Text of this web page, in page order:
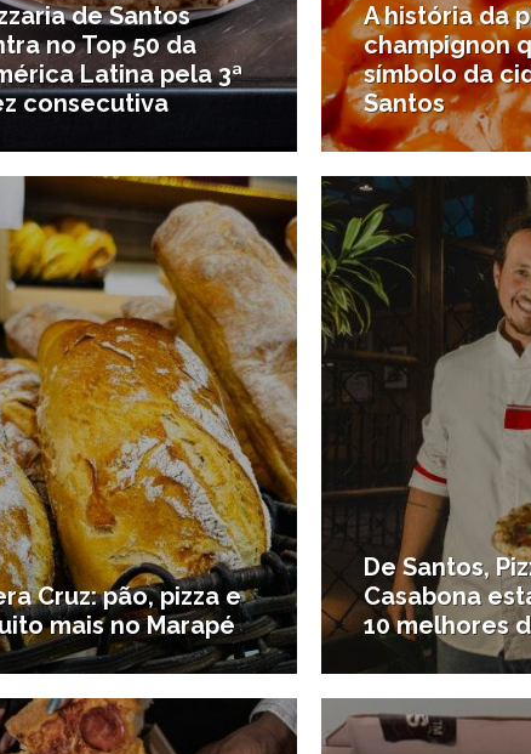
de Santos
no Top 50 da
Latina pela 3ª
consecutiva
A história da
champignon
símbolo da
Santos
14/05/2025
Cruz: pão, pizza e
mais no Marapé
De Santos,
Casabona
10 melhores
21/08/2024